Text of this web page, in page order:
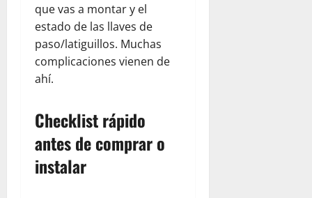
que vas a montar y el
estado de las llaves de
paso/latiguillos. Muchas
complicaciones vienen de
ahí.
Checklist rápido
antes de comprar o
instalar